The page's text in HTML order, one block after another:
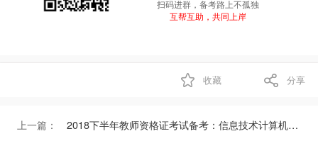
扫码进群，备考路上不孤独
互帮互助，共同上岸
收藏 分享
上一篇： 2018下半年教师资格证考试备考：信息技术计算机网络基础知识综合练习（1）